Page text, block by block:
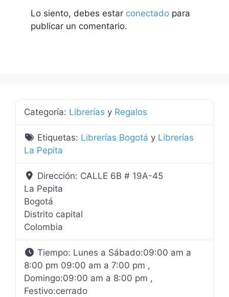
Lo siento, debes estar conectado para
publicar un comentario.
Categoría: Librerías y Regalos
Etiquetas: Librerías Bogotá y Librerías
La Pepita
Dirección: CALLE 6B # 19A-45
La Pepita
Bogotá
Distrito capital
Colombia
Tiempo: Lunes a Sábado:09:00 am a
8:00 pm 09:00 am a 7:00 pm ,
Domingo:09:00 am a 8:00 pm ,
Festivo:cerrado